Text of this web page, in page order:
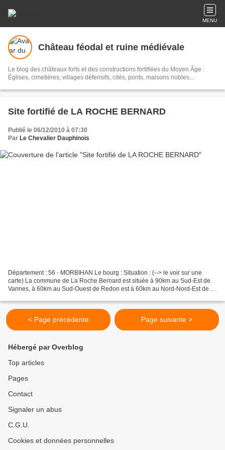
MENU
Château féodal et ruine médiévale
Le blog des châteaux forts et des constructions fortifiées du Moyen Âge :
Églises, cimetières, villages défensifs, cités, ponts, maisons nobles...
Site fortifié de LA ROCHE BERNARD
Publié le 06/12/2010 à 07:30
Par Le Chevalier Dauphinois
Département : 56 - MORBIHAN Le bourg : Situation : (--> le voir sur une
carte) La commune de La Roche Bernard est située à 90km au Sud-Est de
Vannes, à 60km au Sud-Ouest de Redon est à 60km au Nord-Nord-Est de
< Page précédente Page suivante >
Hébergé par Overblog
Top articles
Pages
Contact
Signaler un abus
C.G.U.
Cookies et données personnelles